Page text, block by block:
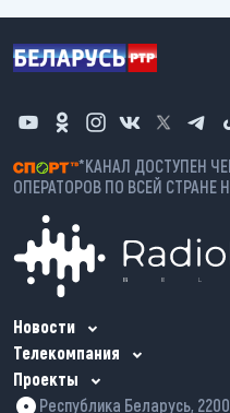
*КАНАЛ ДОСТУПЕН
ОПЕРАТОРОВ ПО ВСЕЙ СТРАНЕ
Новости
Телекомпания
Проекты
Республика Беларусь,